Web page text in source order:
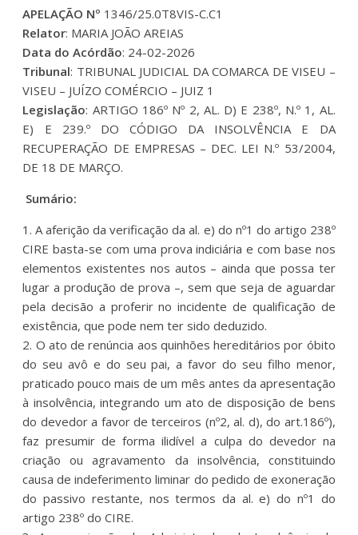
APELAÇÃO Nº 1346/25.0T8VIS-C.C1
Relator: MARIA JOÃO AREIAS
Data do Acórdão: 24-02-2026
Tribunal: TRIBUNAL JUDICIAL DA COMARCA DE VISEU –
VISEU – JUÍZO COMÉRCIO – JUIZ 1
Legislação: ARTIGO 186º Nº 2, AL. D) E 238º, N.º 1, AL.
E) E 239.º DO CÓDIGO DA INSOLVÊNCIA E DA
RECUPERAÇÃO DE EMPRESAS – DEC. LEI N.º 53/2004,
DE 18 DE MARÇO.
Sumário:
1. A aferição da verificação da al. e) do nº1 do artigo 238º
CIRE basta-se com uma prova indiciária e com base nos
elementos existentes nos autos – ainda que possa ter
lugar a produção de prova –, sem que seja de aguardar
pela decisão a proferir no incidente de qualificação de
existência, que pode nem ter sido deduzido.
2. O ato de renúncia aos quinhões hereditários por óbito
do seu avô e do seu pai, a favor do seu filho menor,
praticado pouco mais de um mês antes da apresentação
à insolvência, integrando um ato de disposição de bens
do devedor a favor de terceiros (nº2, al. d), do art.186º),
faz presumir de forma ilidível a culpa do devedor na
criação ou agravamento da insolvência, constituindo
causa de indeferimento liminar do pedido de exoneração
do passivo restante, nos termos da al. e) do nº1 do
artigo 238º do CIRE.